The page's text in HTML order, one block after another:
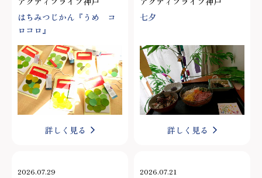
はちみつじかん『うめ コ
ロコロ』
詳しく見る
七夕
詳しく見る
2026.07.29 2026.07.21